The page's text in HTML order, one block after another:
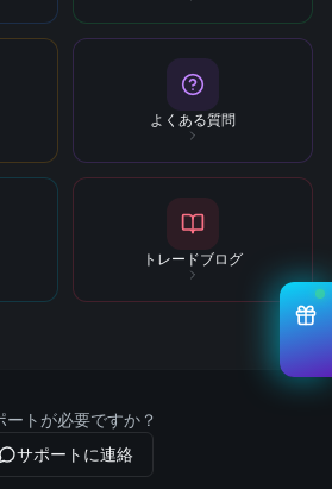
よくある質問
トレードブログ
ートが必要ですか？
サポートに連絡